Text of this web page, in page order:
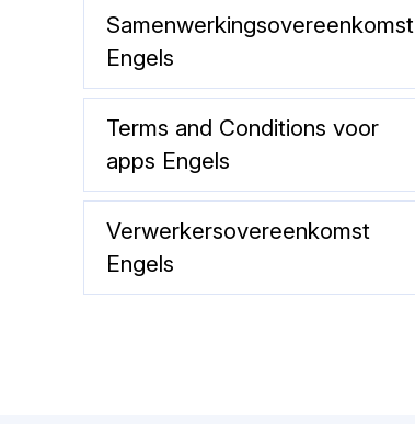
Samenwerkingsovereenkomst
Engels
Terms and Conditions voor
apps Engels
Verwerkersovereenkomst
Engels